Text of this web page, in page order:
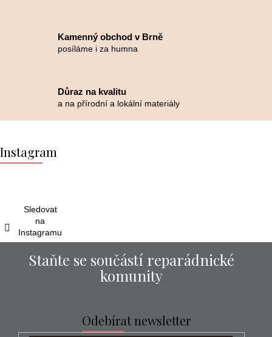
Kamenný obchod v Brně
posíláme i za humna
Důraz na kvalitu
a na přírodní a lokální materiály
á
p
Instagram
Sledovat
na
Instagramu
Staňte se součástí reparádnické
komunity
Odebírat newsletter